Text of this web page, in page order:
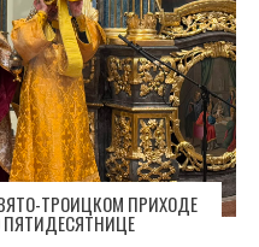
ТРОИЦКОМ ПРИХОДЕ